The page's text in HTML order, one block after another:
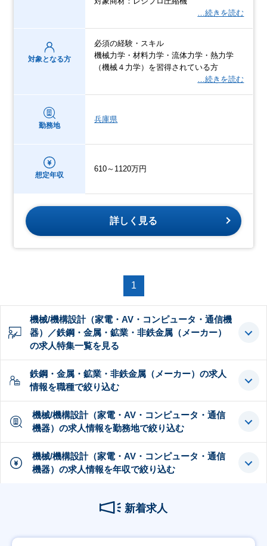
…続きを読む
対象となる方
必須の経験・スキル
機械力学・材料力学・流体力学・熱力学
（機械４力学）を習得されている方
…続きを読む
勤務地
兵庫県
想定年収
610～1120万円
詳しく見る
1
機械/機構設計（家電・AV・コンピュータ・通信機
器）／鉄鋼・金属・鉱業・非鉄金属（メーカー）
の求人特集一覧を見る
鉄鋼・金属・鉱業・非鉄金属（メーカー）の求人
情報を職種で絞り込む
機械/機構設計（家電・AV・コンピュータ・通信
機器）の求人情報を勤務地で絞り込む
機械/機構設計（家電・AV・コンピュータ・通信
機器）の求人情報を年収で絞り込む
新着求人